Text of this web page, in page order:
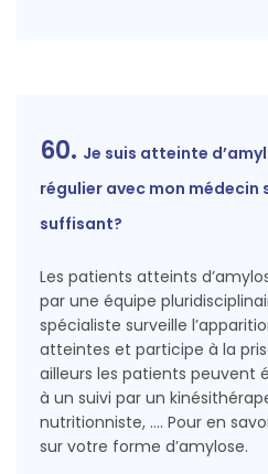
60. Je suis atteinte
régulier avec mon médecin
suffisant?
Les patients atteints
par une équipe
spécialiste surveille
atteintes et participe à la
ailleurs les patients peuvent
à un suivi par un
nutritionniste, …. Pour en
sur votre forme d’amylose.